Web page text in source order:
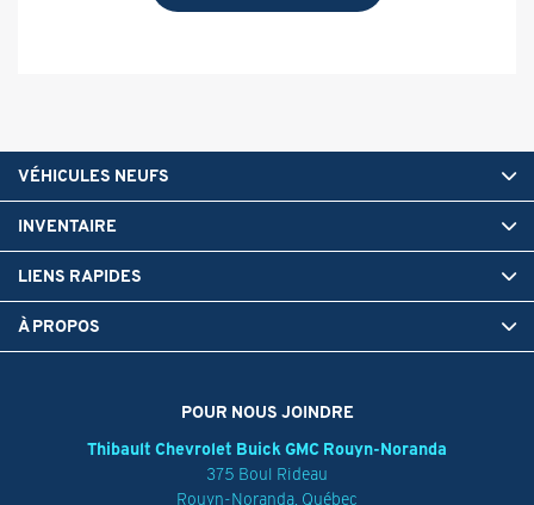
POUR NOUS JOINDRE
Thibault Chevrolet Buick GMC Rouyn-Noranda
375 Boul Rideau
Rouyn-Noranda, Québec
VÉHICULES NEUFS
INVENTAIRE
LIENS RAPIDES
À PROPOS